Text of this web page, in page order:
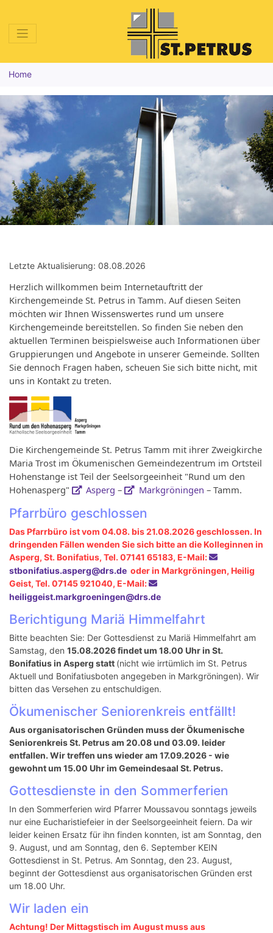
Home
Letzte Aktualisierung: 08.08.2026
Herzlich willkommen beim Internetauftritt der
Kirchengemeinde St. Petrus in Tamm. Auf diesen Seiten
möchten wir Ihnen Wissenswertes rund um unsere
Kirchengemeinde bereitstellen. So finden Sie neben den
aktuellen Terminen beispielsweise auch Informationen über
Gruppierungen und Angebote in unserer Gemeinde. Sollten
Sie dennoch Fragen haben, scheuen Sie sich bitte nicht, mit
uns in Kontakt zu treten.
Die Kirchengemeinde St. Petrus Tamm mit ihrer Zweigkirche
Maria Trost im Ökumenischen Gemeindezentrum im Ortsteil
Hohenstange ist Teil der Seelsorgeeinheit "Rund um den
Hohenasperg"
Asperg– Markgröningen – Tamm.
Pfarrbüro geschlossen
Das Pfarrbüro ist vom 04.08. bis 21.08.2026 geschlossen. In
dringenden Fällen wenden Sie sich bitte an die Kolleginnen in
Asperg, St. Bonifatius, Tel. 07141 65183, E-Mail:
stbonifatius.asperg@drs.de oder in Markgröningen, Heilig
Geist, Tel. 07145 921040, E-Mail:
heiliggeist.markgroeningen@drs.de
Berichtigung Mariä Himmelfahrt
Bitte beachten Sie: Der Gottesdienst zu Mariä Himmelfahrt am
Samstag, den 15.08.2026 findet um 18.00 Uhr in St.
Bonifatius in Asperg statt (nicht wie irrtümlich im St. Petrus
Aktuell und Bonifatiusboten angegeben in Markgröningen). Wir
bitten das Versehen zu entschuldigen.
Ökumenischer Seniorenkreis entfällt!
Aus organisatorischen Gründen muss der Ökumenische
Seniorenkreis St. Petrus am 20.08 und 03.09. leider
entfallen. Wir treffen uns wieder am 17.09.2026 - wie
gewohnt um 15.00 Uhr im Gemeindesaal St. Petrus.
Gottesdienste in den Sommerferien
In den Sommerferien wird Pfarrer Moussavou sonntags jeweils
nur eine Eucharistiefeier in der Seelsorgeeinheit feiern. Da wir
leider keinen Ersatz für ihn finden konnten, ist am Sonntag, den
9. August, und am Sonntag, den 6. September KEIN
Gottesdienst in St. Petrus. Am Sonntag, den 23. August,
beginnt der Gottesdienst aus organisatorischen Gründen erst
um 18.00 Uhr.
Wir laden ein
Achtung! Der Mittagstisch im August muss aus